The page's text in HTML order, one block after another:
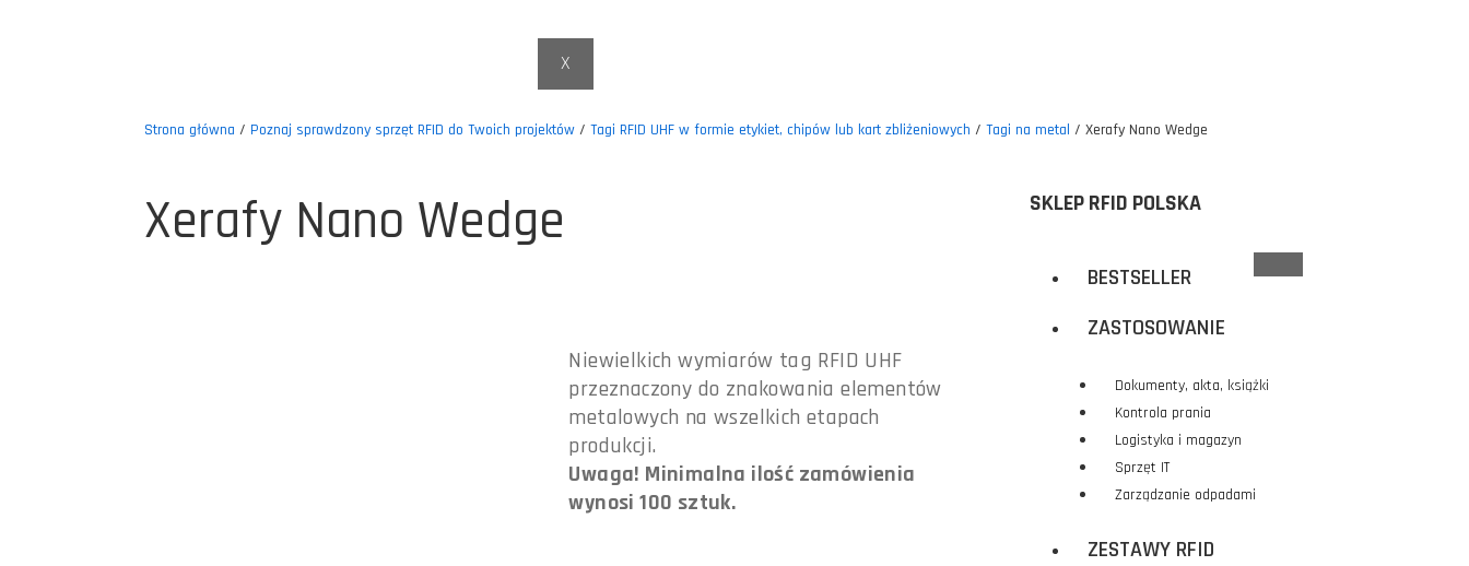
X
Strona główna / Poznaj sprawdzony sprzęt RFID do Twoich projektów / Tagi RFID UHF w formie etykiet, chipów lub kart zbliżeniowych / Tagi na metal / Xerafy Nano Wedge
Xerafy Nano Wedge
Niewielkich wymiarów tag RFID UHF
przeznaczony do znakowania elementów
metalowych na wszelkich etapach
produkcji.
Uwaga! Minimalna ilość zamówienia
wynosi 100 sztuk.
SKLEP RFID POLSKA
BESTSELLER
ZASTOSOWANIE
Dokumenty, akta, książki
Kontrola prania
Logistyka i magazyn
Sprzęt IT
Zarządzanie odpadami
ZESTAWY RFID